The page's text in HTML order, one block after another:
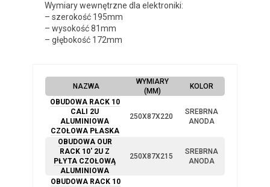
Wymiary wewnętrzne dla elektroniki:
– szerokość 195mm
– wysokość 81mm
– głębokość 172mm
NAZWA
WYMIARY
(MM)
KOLOR
OBUDOWA RACK 10
CALI 2U
ALUMINIOWA
CZOŁOWA PŁASKA
250X87X220
SREBRNA
ANODA
OBUDOWA OUR
RACK 10′ 2U Z
PŁYTA CZOŁOWĄ
ALUMINIOWA
250X87X215
SREBRNA
ANODA
OBUDOWA RACK 10